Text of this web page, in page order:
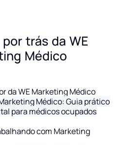
trás da WE
Médico
da WE Marketing Médico
Médico: Guia prático
para médicos ocupados
com Marketing